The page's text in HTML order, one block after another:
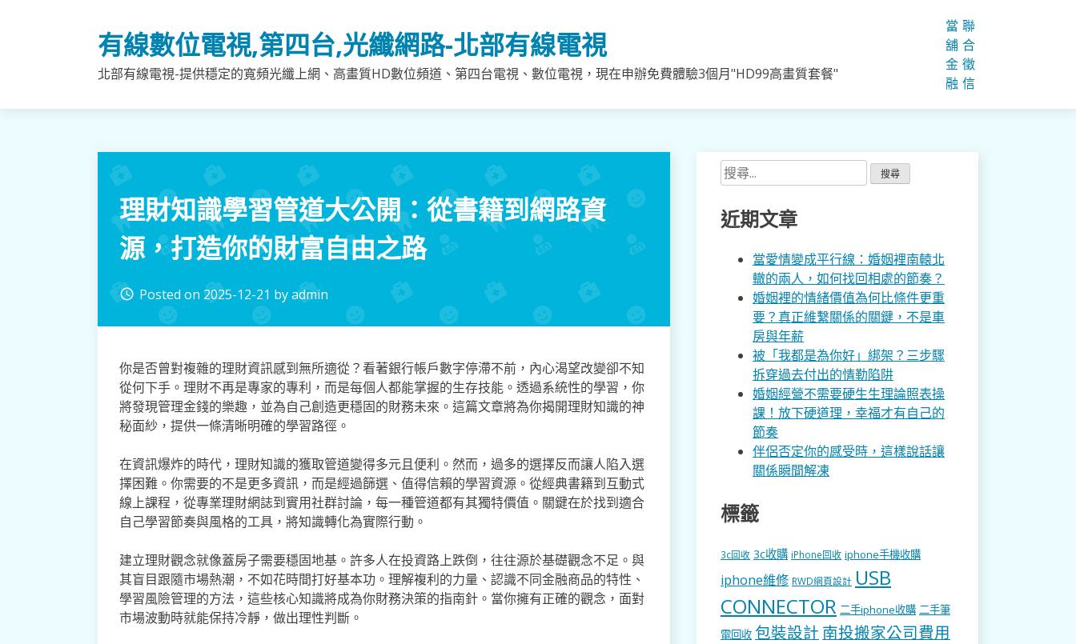
有線數位電視,第四台,光纖網路-北部有線電視
北部有線電視-提供穩定的寬頻光纖上網、高畫質HD數位頻道、第四台電視、數位電視，現在申辦免費體驗3個月"HD99高畫質套餐"
當
舖
金
融
聯
合
徵
信
理財知識學習管道大公開：從書籍到網路資
源，打造你的財富自由之路
access_time Posted on2025-12-21 byadmin
你是否曾對複雜的理財資訊感到無所適從？看著銀行帳戶數字停滯不前，內心渴望改變卻不知
從何下手。理財不再是專家的專利，而是每個人都能掌握的生存技能。透過系統性的學習，你
將發現管理金錢的樂趣，並為自己創造更穩固的財務未來。這篇文章將為你揭開理財知識的神
秘面紗，提供一條清晰明確的學習路徑。
在資訊爆炸的時代，理財知識的獲取管道變得多元且便利。然而，過多的選擇反而讓人陷入選
擇困難。你需要的不是更多資訊，而是經過篩選、值得信賴的學習資源。從經典書籍到互動式
線上課程，從專業理財網誌到實用社群討論，每一種管道都有其獨特價值。關鍵在於找到適合
自己學習節奏與風格的工具，將知識轉化為實際行動。
建立理財觀念就像蓋房子需要穩固地基。許多人在投資路上跌倒，往往源於基礎觀念不足。與
其盲目跟隨市場熱潮，不如花時間打好基本功。理解複利的力量、認識不同金融商品的特性、
學習風險管理的方法，這些核心知識將成為你財務決策的指南針。當你擁有正確的觀念，面對
市場波動時就能保持冷靜，做出理性判斷。
搜
尋
關
鍵
近期文章
當愛情變成平行線：婚姻裡南轅北
轍的兩人，如何找回相處的節奏？
婚姻裡的情緒價值為何比條件更重
要？真正維繫關係的關鍵，不是車
房與年薪
被「我都是為你好」綁架？三步驟
拆穿過去付出的情勒陷阱
婚姻經營不需要硬生生理論照表操
課！放下硬道理，幸福才有自己的
節奏
伴侶否定你的感受時，這樣說話讓
關係瞬間解凍
標籤
3c回收 3c收購 iPhone回收 iphone手機收購
iphone維修 RWD網頁設計 USB
CONNECTOR 二手iphone收購 二手筆
電回收 包裝設計 南投搬家公司費用